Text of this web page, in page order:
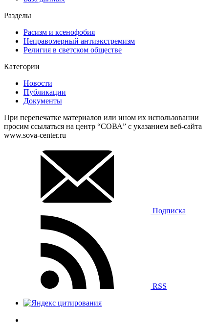
Разделы
Расизм и ксенофобия
Неправомерный антиэкстремизм
Религия в светском обществе
Категории
Новости
Публикации
Документы
При перепечатке материалов или ином их использовании
просим ссылаться на центр “СОВА” с указанием веб-сайта
www.sova-center.ru
Подписка
RSS